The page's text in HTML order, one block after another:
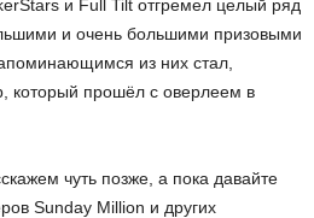
и Full Tilt отгремел целый ряд
и очень большими призовыми
из них стал,
который прошёл с оверлеем в
чуть позже, а пока давайте
Sunday Million и других